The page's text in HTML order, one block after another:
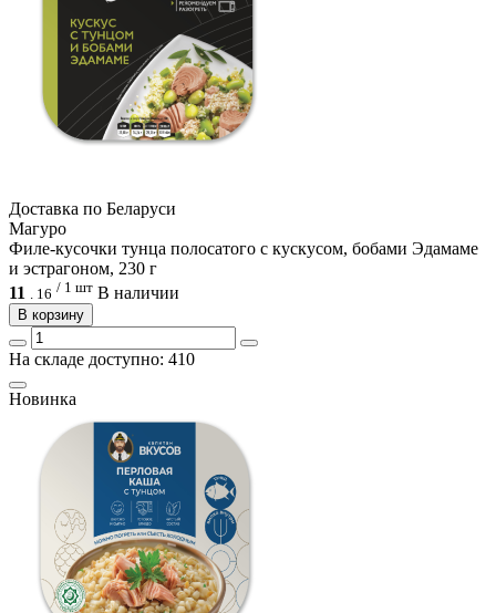
Доcтавка по Беларуси
Магуро
Филе-кусочки тунца полосатого с кускусом, бобами Эдамаме
и эстрагоном, 230 г
11 . 16 / 1 шт В наличии
В корзину
На складе доступно: 410
Новинка